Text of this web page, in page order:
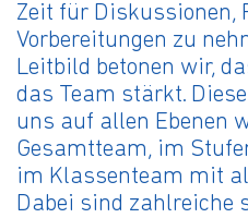
Zeit für Diskussionen,
Vorbereitungen zu
Leitbild betonen wir,
das Team stärkt.
uns auf allen Ebenen
Gesamtteam, im
im Klassenteam mit
Dabei sind zahlreiche